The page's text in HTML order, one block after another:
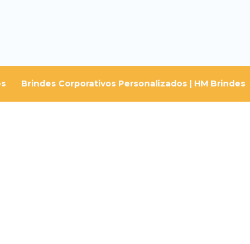
Brindes Corporativos Personalizados | HM Brindes